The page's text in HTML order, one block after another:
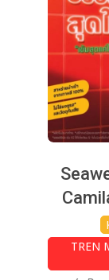
10- TREN